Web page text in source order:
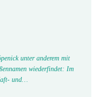
unter anderem mit
wiederfindet: Im
und…